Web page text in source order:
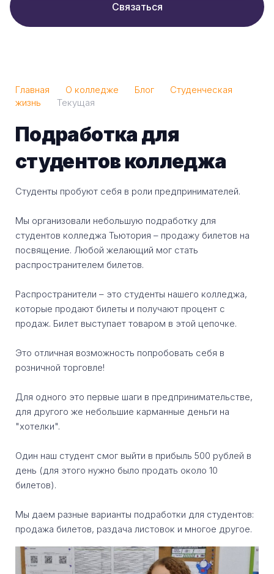
Связаться
Главная О колледже Блог
Студенческая
жизнь
Текущая
Подработка для
студентов колледжа
Студенты пробуют себя в роли предпринимателей.
Мы организовали небольшую подработку для
студентов колледжа Тьютория – продажу билетов на
посвящение. Любой желающий мог стать
распространителем билетов.
Распространители – это студенты нашего колледжа,
которые продают билеты и получают процент с
продаж. Билет выступает товаром в этой цепочке.
Это отличная возможность попробовать себя в
розничной торговле!
Для одного это первые шаги в предпринимательстве,
для другого же небольшие карманные деньги на
"хотелки".
Один наш студент смог выйти в прибыль 500 рублей в
день (для этого нужно было продать около 10
билетов).
Мы даем разные варианты подработки для студентов:
продажа билетов, раздача листовок и многое другое.